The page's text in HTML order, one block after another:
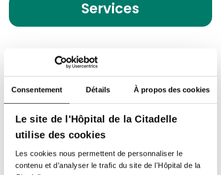
Consentement Détails À propos des cookies
Le site de l'Hôpital de la Citadelle
utilise des cookies
Les cookies nous permettent de personnaliser le
contenu et d’analyser le trafic du site de l'Hôpital de la
Services
Service de Dermatologie
Contacter le service
Retour à tous nos spécialistes